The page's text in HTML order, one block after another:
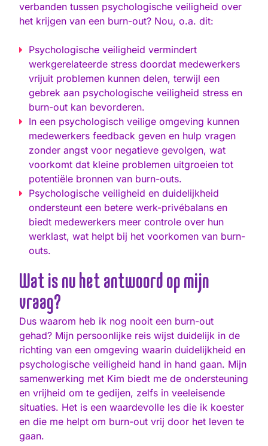
verbanden tussen psychologische veiligheid over
het krijgen van een burn-out? Nou, o.a. dit:
Psychologische veiligheid vermindert
werkgerelateerde stress doordat medewerkers
vrijuit problemen kunnen delen, terwijl een
gebrek aan psychologische veiligheid stress en
burn-out kan bevorderen.
In een psychologisch veilige omgeving kunnen
medewerkers feedback geven en hulp vragen
zonder angst voor negatieve gevolgen, wat
voorkomt dat kleine problemen uitgroeien tot
potentiële bronnen van burn-outs.
Psychologische veiligheid en duidelijkheid
ondersteunt een betere werk-privébalans en
biedt medewerkers meer controle over hun
werklast, wat helpt bij het voorkomen van burn-
outs.
Wat is nu het antwoord op mijn
vraag?
Dus waarom heb ik nog nooit een burn-out
gehad? Mijn persoonlijke reis wijst duidelijk in de
richting van een omgeving waarin duidelijkheid en
psychologische veiligheid hand in hand gaan. Mijn
samenwerking met Kim biedt me de ondersteuning
en vrijheid om te gedijen, zelfs in veeleisende
situaties. Het is een waardevolle les die ik koester
en die me helpt om burn-out vrij door het leven te
gaan.